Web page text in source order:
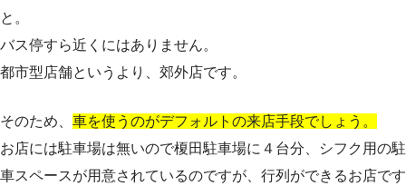
と。
バス停すら近くにはありません。
都市型店舗というより、郊外店です。
そのため、 車を使うのがデフォルトの来店手段でしょう。
お店には駐車場は無いので榎田駐車場に４台分、シフク用の駐
車スペースが用意されているのですが、行列ができるお店です